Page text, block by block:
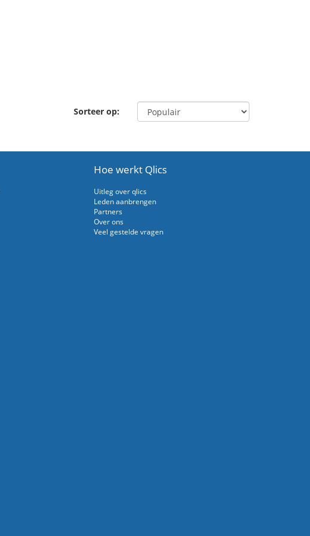
Sorteer op:
Hoe werkt Qlics
Uitleg over qlics
Leden aanbrengen
Partners
Over ons
Veel gestelde vragen